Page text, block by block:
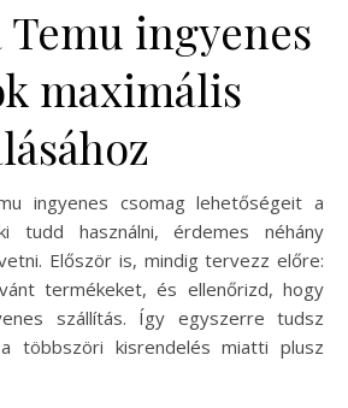
ingyenes
maximális
ingyenes csomag lehetőségeit a
tudd használni, érdemes néhány
Először is, mindig tervezz előre:
termékeket, és ellenőrizd, hogy
szállítás. Így egyszerre tudsz
többszöri kisrendelés miatti plusz